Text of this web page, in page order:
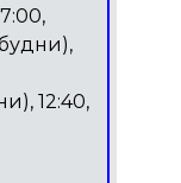
12:40,